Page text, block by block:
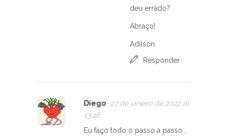
deu errado?
Abraço!
Adilson
Responder
Diego
27 de janeiro de 2022 at
13:26
Eu faço todo o passo a passo ,